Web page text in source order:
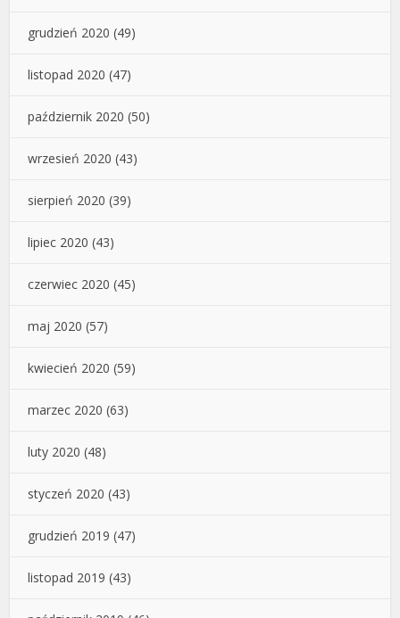
grudzień 2020 (49)
listopad 2020 (47)
październik 2020 (50)
wrzesień 2020 (43)
sierpień 2020 (39)
lipiec 2020 (43)
czerwiec 2020 (45)
maj 2020 (57)
kwiecień 2020 (59)
marzec 2020 (63)
luty 2020 (48)
styczeń 2020 (43)
grudzień 2019 (47)
listopad 2019 (43)